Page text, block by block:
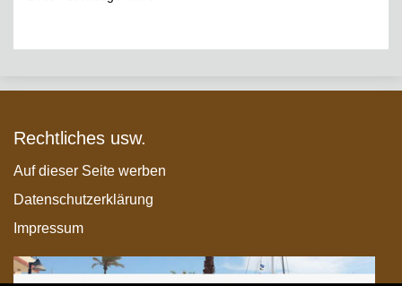
Rechtliches usw.
Auf dieser Seite werben
Datenschutzerklärung
Impressum